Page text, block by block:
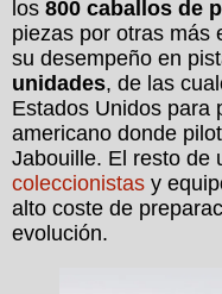
los 800 caballos de
piezas por otras más
su desempeño en
unidades, de las
Estados Unidos para
americano donde
Jabouille. El resto de
coleccionistas y
alto coste de
evolución.